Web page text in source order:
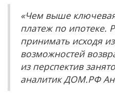
«Чем выше
платеж по ипотеке.
принимать исходя
возможностей
из перспектив
аналитик ДОМ.РФ